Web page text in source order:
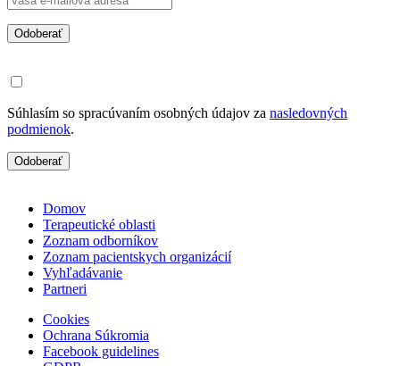
Odoberať
Súhlasím so spracúvaním osobných údajov za nasledovných
podmienok.
Odoberať
Domov
Terapeutické oblasti
Zoznam odborníkov
Zoznam pacientskych organizácií
Vyhľadávanie
Partneri
Cookies
Ochrana Súkromia
Facebook guidelines